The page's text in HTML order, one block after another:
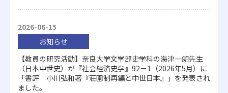
2026-06-15
お知らせ
【教員の研究活動】奈良大学文学部史学科の海津一朗先生
（日本中世史）が『社会経済史学』92－1（2026年5月）に
「書評 小川弘和著『荘園制再編と中世日本』」を発表され
ました。